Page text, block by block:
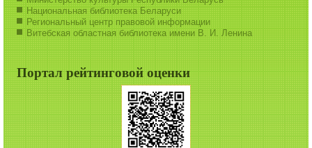
Национальная библиотека Беларуси
Региональный центр правовой информации
Витебская областная библиотека имени В. И. Ленина
Портал рейтинговой оценки